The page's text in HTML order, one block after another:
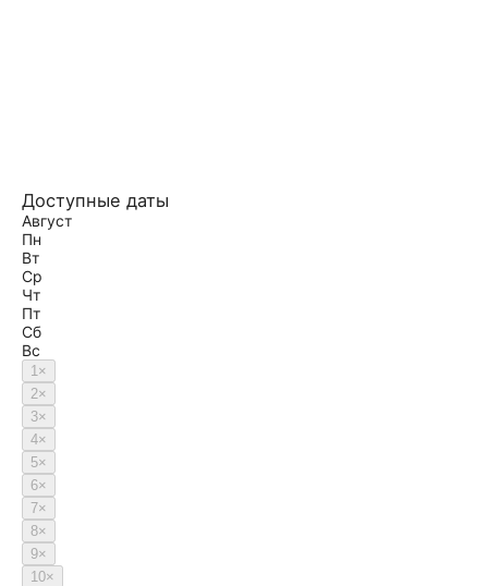
Доступные даты
Август
Пн
Вт
Ср
Чт
Пт
Сб
Вс
1×
2×
3×
4×
5×
6×
7×
8×
9×
10×